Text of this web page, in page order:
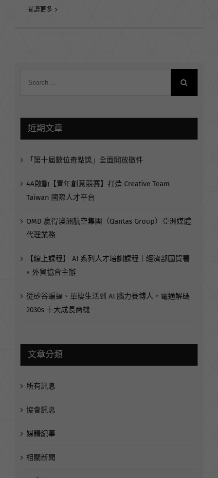
閱讀更多
近期文章
「第十屆數位奇點獎」全面開放徵件
4A啟動【青年創意競賽】打造 Creative Team
Taiwan 國際人才平台
OMD 贏得澳洲航空集團（Qantas Group）亞洲媒體
代理業務
【線上課程】 AI 系列人才培訓課程｜經濟部國貿署
× 外貿協會主辦
從矽谷蝙蝠、單棲生活到 AI 腦力賽博人，電通解碼
2030s 十大成長商機
文章分類
所有訊息
協會訊息
媒體紀事
相關新聞